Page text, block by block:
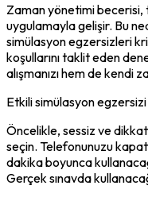
Zaman yönetimi
uygulamayla gelişir. Bu
simülasyon egzersizleri
koşullarını taklit eden
alışmanızı hem de kendi
Etkili simülasyon egzersizi
Öncelikle, sessiz ve
seçin. Telefonunuzu
dakika boyunca
Gerçek sınavda